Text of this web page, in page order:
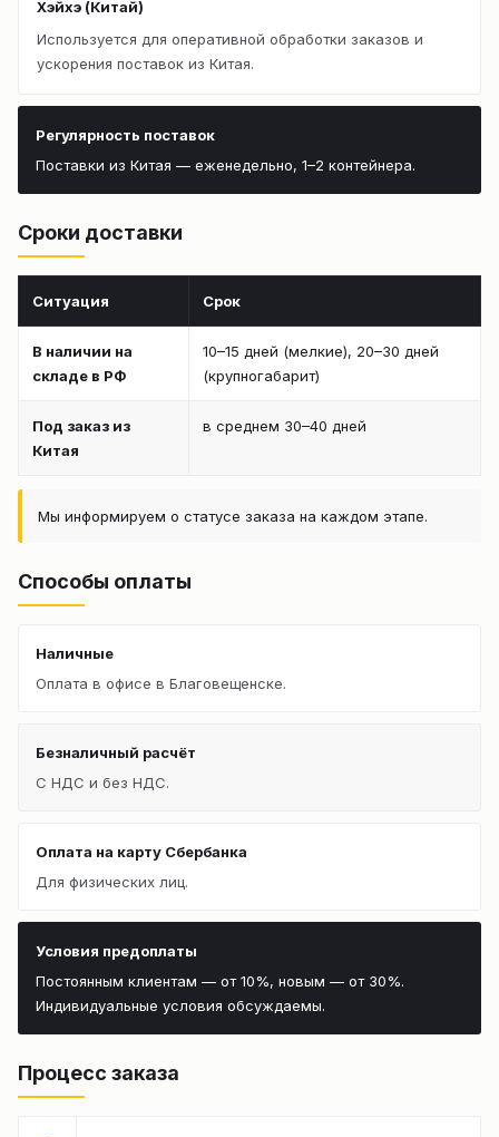
Хэйхэ (Китай)
Используется для оперативной обработки заказов и
ускорения поставок из Китая.
Регулярность поставок
Поставки из Китая — еженедельно, 1–2 контейнера.
Сроки доставки
Ситуация Срок
В наличии на
складе в РФ
10–15 дней (мелкие), 20–30 дней
(крупногабарит)
Под заказ из
Китая
в среднем 30–40 дней
Мы информируем о статусе заказа на каждом этапе.
Способы оплаты
Наличные
Оплата в офисе в Благовещенске.
Безналичный расчёт
С НДС и без НДС.
Оплата на карту Сбербанка
Для физических лиц.
Условия предоплаты
Постоянным клиентам — от 10%, новым — от 30%.
Индивидуальные условия обсуждаемы.
Процесс заказа